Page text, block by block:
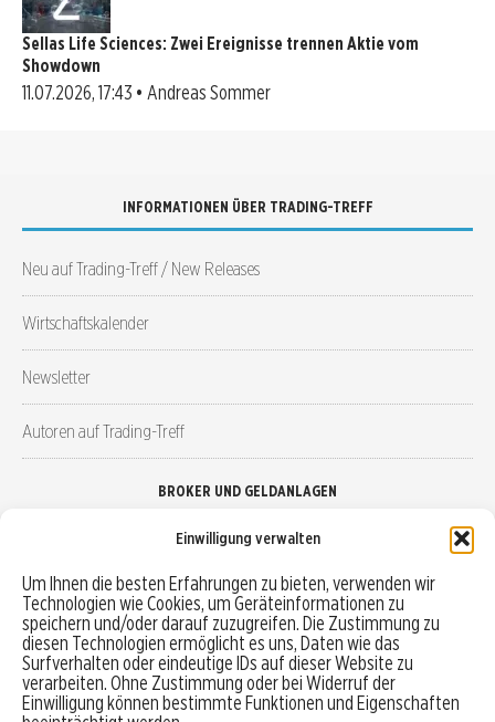
Einwilligung verwalten
Um Ihnen die besten Erfahrungen zu bieten, verwenden wir
Technologien wie Cookies, um Geräteinformationen zu
speichern und/oder darauf zuzugreifen. Die Zustimmung zu
diesen Technologien ermöglicht es uns, Daten wie das
Surfverhalten oder eindeutige IDs auf dieser Website zu
verarbeiten. Ohne Zustimmung oder bei Widerruf der
Einwilligung können bestimmte Funktionen und Eigenschaften
Sellas Life Sciences: Zwei Ereignisse trennen Aktie vom
Showdown
11.07.2026, 17:43 • Andreas Sommer
INFORMATIONEN ÜBER TRADING-TREFF
Neu auf Trading-Treff / New Releases
Wirtschaftskalender
Newsletter
Autoren auf Trading-Treff
BROKER UND GELDANLAGEN
Robo-Advisor vergleichen
Depotvergleich
Festgeld vergleichen